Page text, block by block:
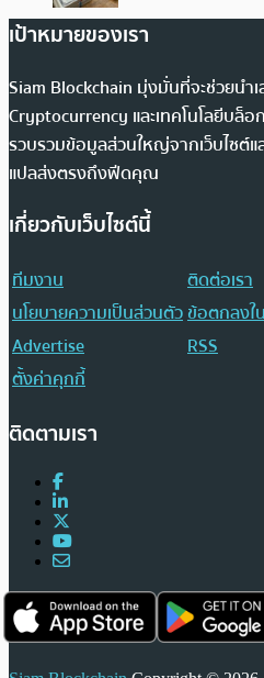
เป้าหมายของเรา
Siam Blockchain มุ่งมั่นที่จะช่วยนำ
Cryptocurrency และเทคโนโลยีบล็อ
รวบรวมข้อมูลส่วนใหญ่จากเว็บไซต์แ
แปลส่งตรงถึงฟีดคุณ
เกี่ยวกับเว็บไซต์นี้
ทีมงาน
ติดต่อเรา
นโยบายความเป็นส่วนตัวข้อตกลงใ
Advertise
RSS
ตั้งค่าคุกกี้
ติดตามเรา